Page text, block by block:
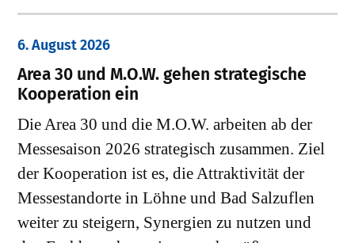
6. August 2026
Area 30 und M.O.W. gehen strategische
Kooperation ein
Die Area 30 und die M.O.W. arbeiten ab der
Messesaison 2026 strategisch zusammen. Ziel
der Kooperation ist es, die Attraktivität der
Messestandorte in Löhne und Bad Salzuflen
weiter zu steigern, Synergien zu nutzen und